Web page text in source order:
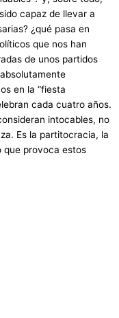
capaz de llevar a
¿qué pasa en
que nos han
de unos partidos
en la “fiesta
cada cuatro años.
intocables, no
Es la partitocracia, la
que provoca estos